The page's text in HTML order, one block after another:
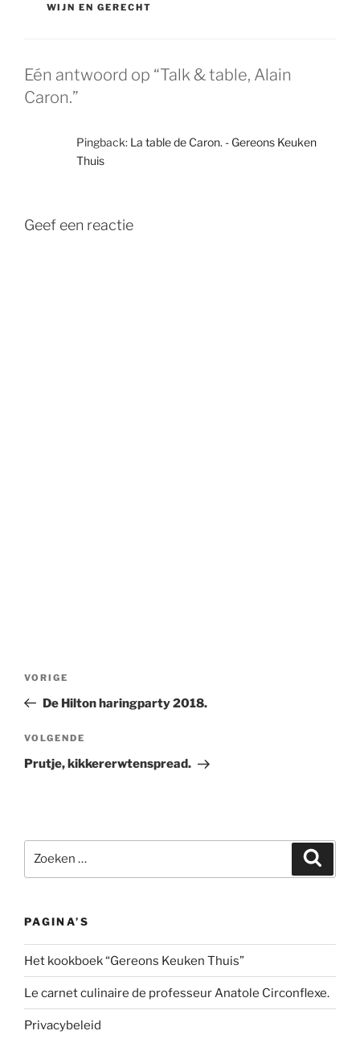
WIJN EN GERECHT
Eén antwoord op “Talk & table, Alain
Caron.”
Pingback: La table de Caron. - Gereons Keuken
Thuis
Geef een reactie
Vorig
bericht
VORIGE
De Hilton haringparty 2018.
Volgend
bericht
VOLGENDE
Prutje, kikkererwtenspread.
naar:
PAGINA’S
Het kookboek “Gereons Keuken Thuis”
Le carnet culinaire de professeur Anatole Circonflexe.
Privacybeleid